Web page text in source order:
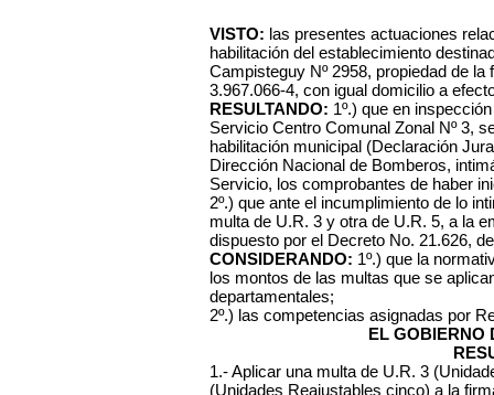
VISTO: las presentes actuaciones
habilitación del establecimiento
Campisteguy Nº 2958, propiedad de
3.967.066-4, con igual domicilio a
RESULTANDO: 1º.) que en
Servicio Centro Comunal Zonal Nº 3,
habilitación municipal (Declaración
Dirección Nacional de Bomberos,
Servicio, los comprobantes de haber
2º.) que ante el incumplimiento de lo
multa de U.R. 3 y otra de U.R. 5, a la
dispuesto por el Decreto No. 21.626,
CONSIDERANDO: 1º.) que la
los montos de las multas que se
departamentales;
2º.) las competencias asignadas por
EL GOBIERNO
1.- Aplicar una multa de U.R. 3
(Unidades Reajustables cinco) a la